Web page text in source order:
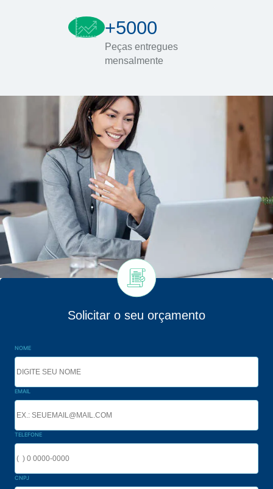
+5000
Peças entregues
mensalmente
Solicitar o seu orçamento
NOME
EMAIL
TELEFONE
CNPJ